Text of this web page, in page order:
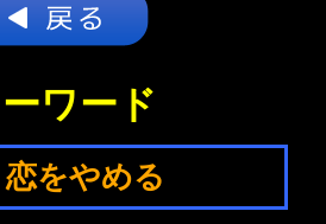
ワード
恋をやめる